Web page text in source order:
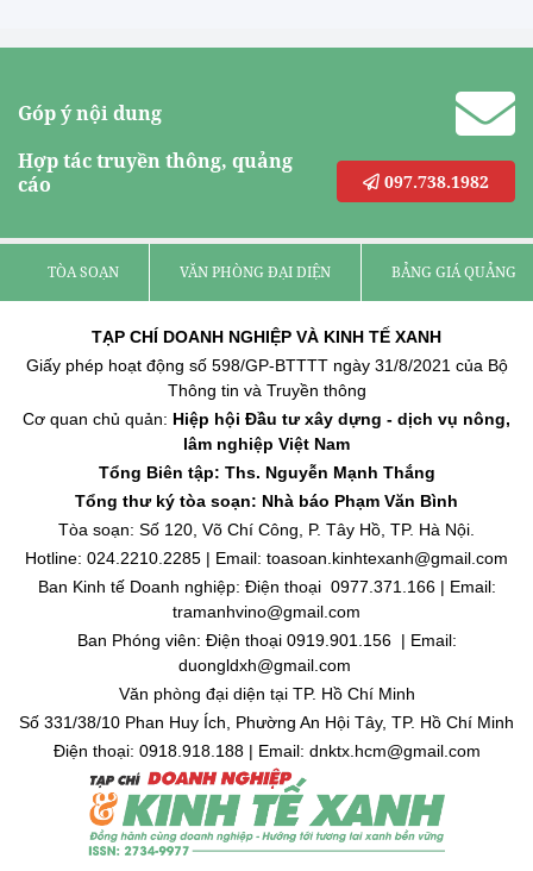
Góp ý nội dung
Hợp tác truyền thông, quảng
cáo
097.738.1982
TÒA SOẠN VĂN PHÒNG ĐẠI DIỆN BẢNG GIÁ QUẢNG
TẠP CHÍ DOANH NGHIỆP VÀ KINH TẾ XANH
Giấy phép hoạt động số 598/GP-BTTTT ngày 31/8/2021 của Bộ
Thông tin và Truyền thông
Cơ quan chủ quản: Hiệp hội Đầu tư xây dựng - dịch vụ nông,
lâm nghiệp Việt Nam
Tổng Biên tập: Ths. Nguyễn Mạnh Thắng
Tổng thư ký tòa soạn: Nhà báo Phạm Văn Bình
Tòa soạn: Số 120, Võ Chí Công, P. Tây Hồ, TP. Hà Nội.
Hotline: 024.2210.2285 | Email: toasoan.kinhtexanh@gmail.com
Ban Kinh tế Doanh nghiệp: Điện thoại 0977.371.166 | Email:
tramanhvino@gmail.com
Ban Phóng viên: Điện thoại 0919.901.156 | Email:
duongldxh@gmail.com
Văn phòng đại diện tại TP. Hồ Chí Minh
Số 331/38/10 Phan Huy Ích, Phường An Hội Tây, TP. Hồ Chí Minh
Điện thoại: 0918.918.188 | Email: dnktx.hcm@gmail.com